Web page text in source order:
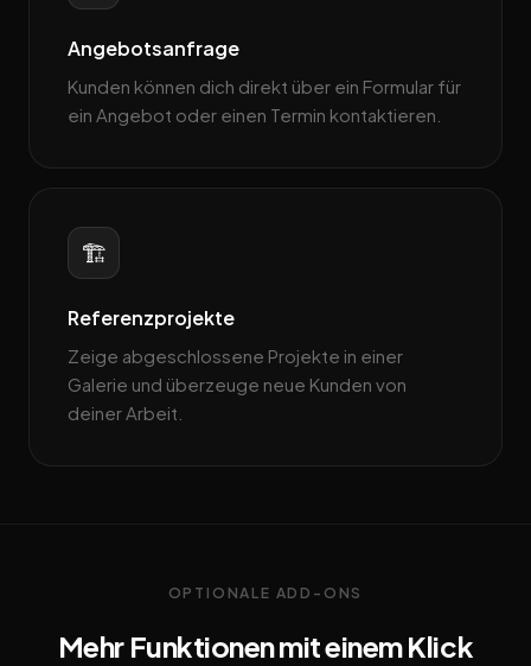
Angebotsanfrage
Kunden können dich direkt über ein Formular für
ein Angebot oder einen Termin kontaktieren.
🏗️
Referenzprojekte
Zeige abgeschlossene Projekte in einer
Galerie und überzeuge neue Kunden von
deiner Arbeit.
OPTIONALE ADD-ONS
Mehr Funktionen mit einem Klick